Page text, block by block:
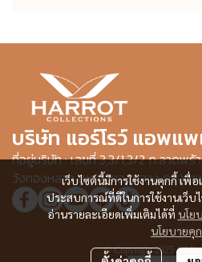
เว็บไซต์นี้มีการใช้งานคุกกี้ เพื่
ประสบการณ์ที่ดีในการใช้งานเว็บ
อ่านรายละเอียดเพิ่มเติมได้ที่ นโย
นโยบายคุ
บริษัท แอร์โรว์ แอพแพ
ที่อยู่บริษัท : เลขที่ 3,3/1,3/2 ก.ลาดพ
วังทองหลาง เขตวังทองหลาง กรุงเท
© Copyright 2025 All